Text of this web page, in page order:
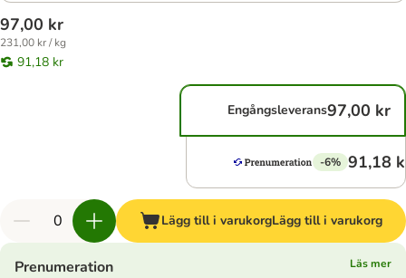
97,00 kr
231,00 kr / kg
91,18 kr
Engångsleverans97,00 kr
-6% 91,18
Lägg till i varukorgLägg till i varukorg
Prenumeration
Läs mer